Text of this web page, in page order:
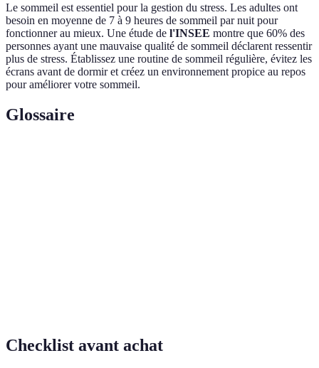
Le sommeil est essentiel pour la gestion du stress. Les adultes ont
besoin en moyenne de 7 à 9 heures de sommeil par nuit pour
fonctionner au mieux. Une étude de l'INSEE montre que 60% des
personnes ayant une mauvaise qualité de sommeil déclarent ressentir
plus de stress. Établissez une routine de sommeil régulière, évitez les
écrans avant de dormir et créez un environnement propice au repos
pour améliorer votre sommeil.
Glossaire
Checklist avant achat